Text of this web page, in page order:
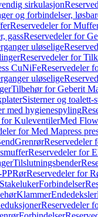
sirkulasjon
og forbindelser,
Reservedeler for
gassReservedeler for
uløselige
Reservedeler for
CuNiFeReservedeler
uløselige
Tilbehør for Geberit
Sisterner og
med hygienespyling
for KuleventilerMed
for Med Mapress
GrenrørReservedeler
Reservedeler for
Tilslutningsbender
RørReservedeler for
Forbindelser
KlammerEndedeksler
Reservedeler